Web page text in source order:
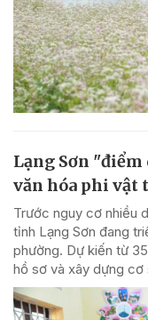
Lạng Sơn "điểm
văn hóa phi vật
Trước nguy cơ nhiều
tỉnh Lạng Sơn đang
phường. Dự kiến từ
hồ sơ và xây dựng cơ